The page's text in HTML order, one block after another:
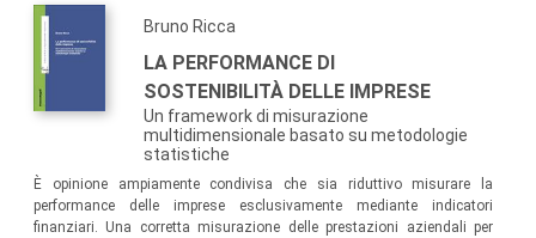
Bruno Ricca
LA PERFORMANCE DI
SOSTENIBILITÀ DELLE IMPRESE
Un framework di misurazione
multidimensionale basato su metodologie
statistiche
È opinione ampiamente condivisa che sia riduttivo misurare la
performance delle imprese esclusivamente mediante indicatori
finanziari. Una corretta misurazione delle prestazioni aziendali per